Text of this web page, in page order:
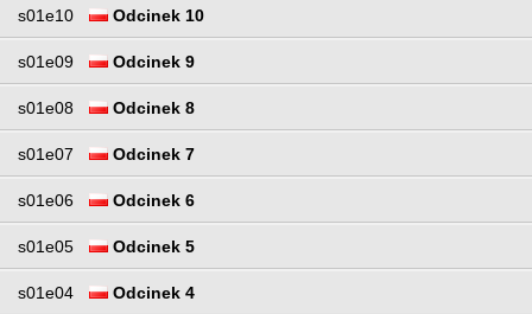
s01e10 Odcinek 10
s01e09 Odcinek 9
s01e08 Odcinek 8
s01e07 Odcinek 7
s01e06 Odcinek 6
s01e05 Odcinek 5
s01e04 Odcinek 4